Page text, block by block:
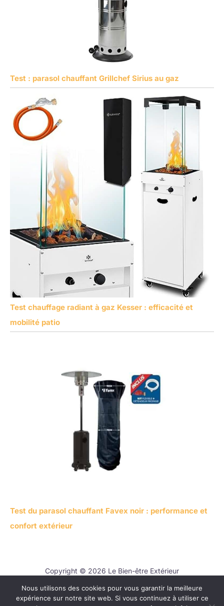
Test : parasol chauffant Grillchef Sirius au gaz
Test chauffage radiant à gaz Kesser : efficacité et
mobilité patio
Test du parasol chauffant Favex noir : performance et
confort extérieur
Copyright © 2026 Le Bien-être Extérieur
Contact
Mentions légales
Nous utilisons des cookies pour vous garantir la meilleure
expérience sur notre site web. Si vous continuez à utiliser ce